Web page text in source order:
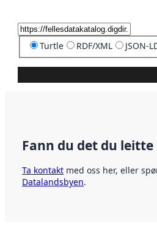
Turtle RDF/XML JSON-
Fann du det du
Ta kontakt med oss her, eller
Datalandsbyen.